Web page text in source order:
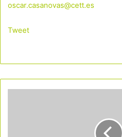
oscar.casanovas@cett.es
Tweet